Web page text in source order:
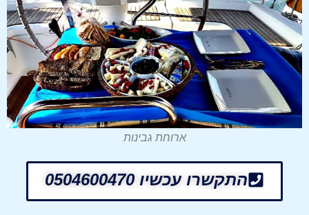
ארוחת גבינות
התקשרו עכשיו 0504600470